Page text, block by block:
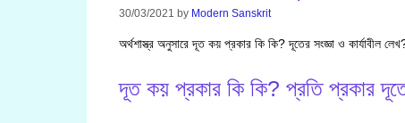
30/03/2021 by Modern Sanskrit
অর্থশাস্ত্র অনুসারে দূত কয় প্রকার কি কি? দূতের সংজ্ঞা ও কার্যাবীল
দূত কয় প্রকার কি কি? প্রতি প্রকার